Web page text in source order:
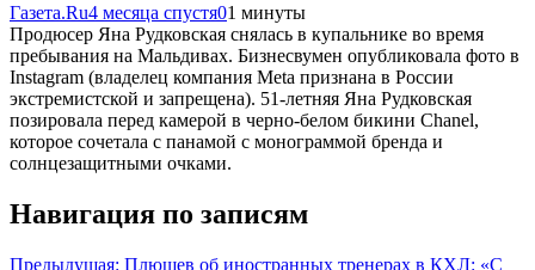
Газета.Ru4 месяца спустя01 минуты
Продюсер Яна Рудковская снялась в купальнике во время
пребывания на Мальдивах. Бизнесвумен опубликовала фото в
Instagram (владелец компания Meta признана в России
экстремистской и запрещена). 51-летняя Яна Рудковская
позировала перед камерой в черно-белом бикини Chanel,
которое сочетала с панамой с монограммой бренда и
солнцезащитными очками.
Навигация по записям
Предыдущая: Плющев об иностранных тренерах в КХЛ: «С